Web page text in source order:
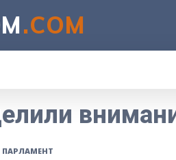
.COM
ПАРЛАМЕНТ